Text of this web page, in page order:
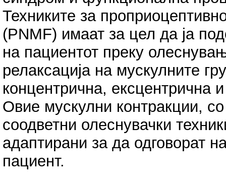
Техниките за
(PNMF) имаат за цел да ја
на пациентот преку
релаксација на мускулните
концентрична, ексцентрична
Овие мускулни контракции,
соодветни олеснувачки
адаптирани за да одговорат
пациент.